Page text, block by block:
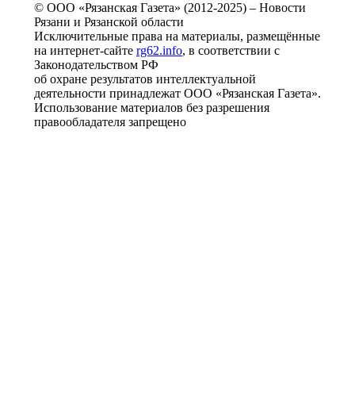
© ООО «Рязанская Газета» (2012-2025) – Новости
Рязани и Рязанской области
Исключительные права на материалы, размещённые
на интернет-сайте rg62.info, в соответствии с
Законодательством РФ
об охране результатов интеллектуальной
деятельности принадлежат ООО «Рязанская Газета».
Использование материалов без разрешения
правообладателя запрещено